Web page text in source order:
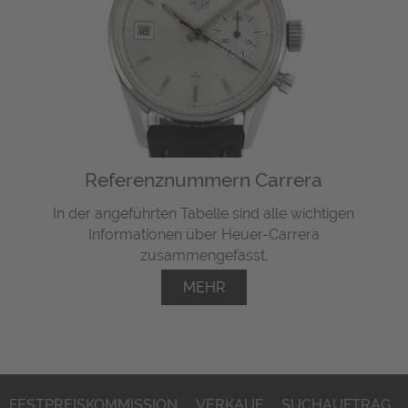
Referenznummern Carrera
In der angeführten Tabelle sind alle wichtigen
Informationen über Heuer-Carrera
zusammengefasst.
MEHR